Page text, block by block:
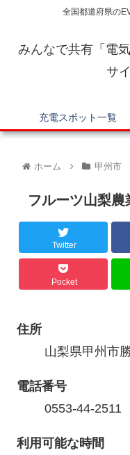
全国都道府県の
みんなで共有「電
サ
充電スポット一覧
ホーム 甲州市
フルーツ山梨
Twitter
Pocket
住所
山梨県甲州市
電話番号
0553-44-2511
利用可能な時間